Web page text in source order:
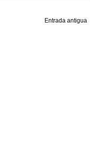
Entrada antigua